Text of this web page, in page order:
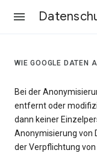
WIE GOOGLE DATEN
Bei der
entfernt oder
dann keiner
Anonymisierung von
der Verpflichtung